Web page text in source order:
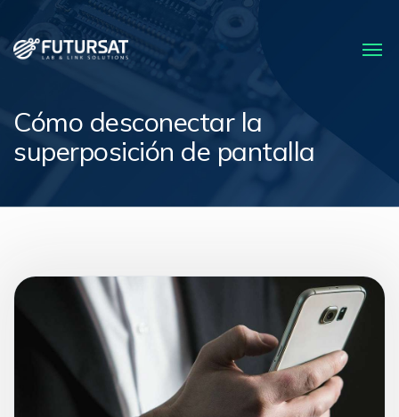
Cómo desconectar la
superposición de pantalla